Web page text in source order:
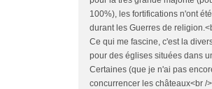
100%), les fortifications n'ont
durant les Guerres de
Ce qui me fascine, c'est la
pour des églises situées dans
Certaines (que je n'ai pas
concurrencer les châteaux<br /